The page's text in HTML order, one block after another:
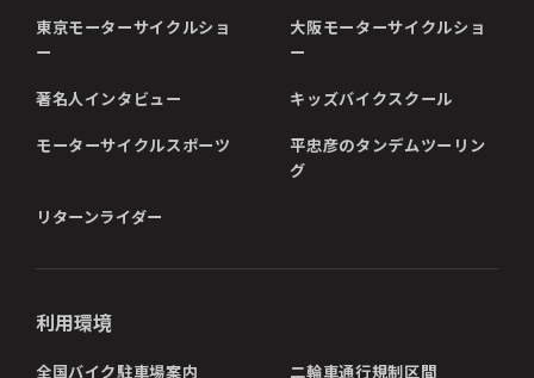
東京モーターサイクルショ
ー
大阪モーターサイクルショ
ー
著名人インタビュー キッズバイクスクール
モーターサイクルスポーツ
平忠彦のタンデムツーリン
グ
リターンライダー
利用環境
全国バイク駐車場案内 二輪車通行規制区間